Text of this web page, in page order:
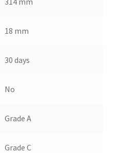
18 mm
30 days
No
Grade A
Grade C